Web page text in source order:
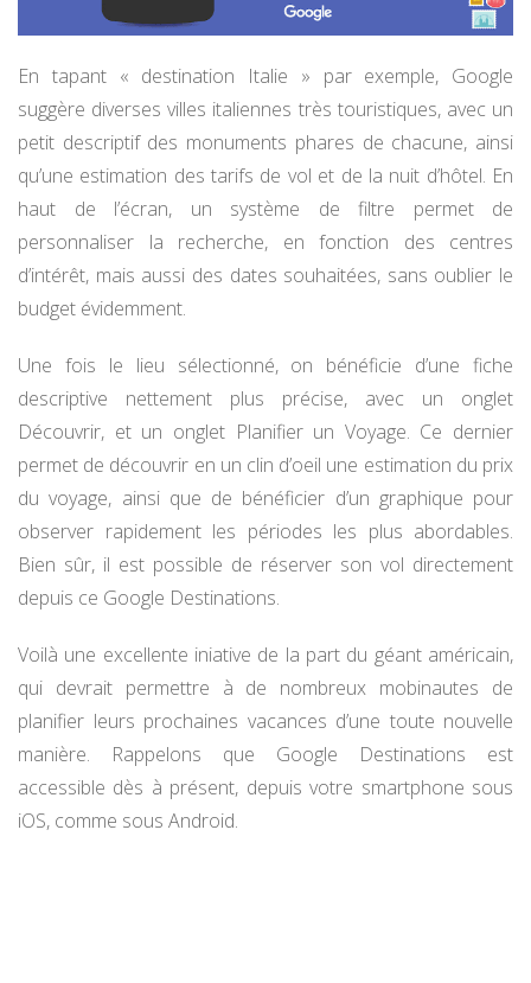
En tapant « destination Italie » par exemple, Google
suggère diverses villes italiennes très touristiques, avec un
petit descriptif des monuments phares de chacune, ainsi
qu’une estimation des tarifs de vol et de la nuit d’hôtel. En
haut de l’écran, un système de filtre permet de
personnaliser la recherche, en fonction des centres
d’intérêt, mais aussi des dates souhaitées, sans oublier le
budget évidemment.
Une fois le lieu sélectionné, on bénéficie d’une fiche
descriptive nettement plus précise, avec un onglet
Découvrir, et un onglet Planifier un Voyage. Ce dernier
permet de découvrir en un clin d’oeil une estimation du prix
du voyage, ainsi que de bénéficier d’un graphique pour
observer rapidement les périodes les plus abordables.
Bien sûr, il est possible de réserver son vol directement
depuis ce Google Destinations.
Voilà une excellente iniative de la part du géant américain,
qui devrait permettre à de nombreux mobinautes de
planifier leurs prochaines vacances d’une toute nouvelle
manière. Rappelons que Google Destinations est
accessible dès à présent, depuis votre smartphone sous
iOS, comme sous Android.